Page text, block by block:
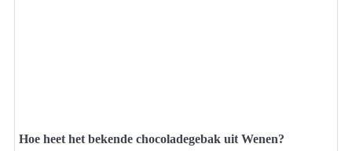
Hoe heet het bekende chocoladegebak uit Wenen?